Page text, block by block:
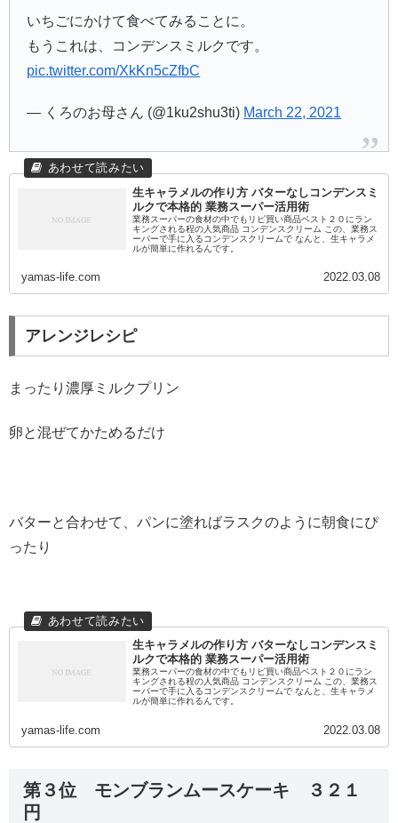
いちごにかけて食べてみることに。
もうこれは、コンデンスミルクです。
pic.twitter.com/XkKn5cZfbC
— くろのお母さん (@1ku2shu3ti) March 22, 2021
生キャラメルの作り方 バターなしコンデンスミ
ルクで本格的 業務スーパー活用術
業務スーパーの食材の中でもリピ買い商品ベスト２０にラン
キングされる程の人気商品 コンデンスクリーム この、業務ス
ーパーで手に入るコンデンスクリームで なんと、生キャラメ
ルが簡単に作れるんです。
yamas-life.com 2022.03.08
アレンジレシピ
まったり濃厚ミルクプリン
卵と混ぜてかためるだけ
バターと合わせて、パンに塗ればラスクのように朝食にぴ
ったり
生キャラメルの作り方 バターなしコンデンスミ
ルクで本格的 業務スーパー活用術
業務スーパーの食材の中でもリピ買い商品ベスト２０にラン
キングされる程の人気商品 コンデンスクリーム この、業務ス
ーパーで手に入るコンデンスクリームで なんと、生キャラメ
ルが簡単に作れるんです。
yamas-life.com 2022.03.08
第３位 モンブランムースケーキ ３２１
円